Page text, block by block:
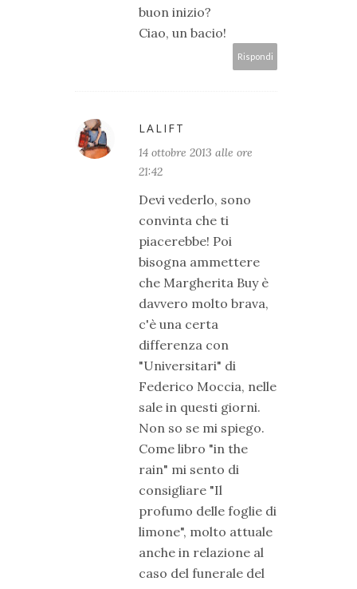
buon inizio?
Ciao, un bacio!
Rispondi
LALIFT
14 ottobre 2013 alle ore
21:42
Devi vederlo, sono
convinta che ti
piacerebbe! Poi
bisogna ammettere
che Margherita Buy è
davvero molto brava,
c'è una certa
differenza con
"Universitari" di
Federico Moccia, nelle
sale in questi giorni.
Non so se mi spiego.
Come libro "in the
rain" mi sento di
consigliare "Il
profumo delle foglie di
limone", molto attuale
anche in relazione al
caso del funerale del